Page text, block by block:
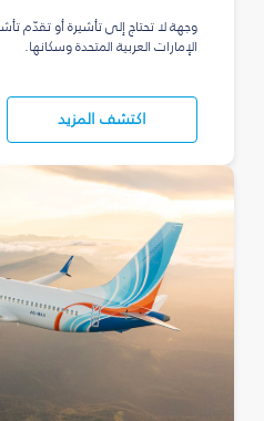
وجهة لا تحتاج إلى تأشيرة أو تقدّم
الإمارات العربية المتحدة وسكانها.
اكتشف المزيد